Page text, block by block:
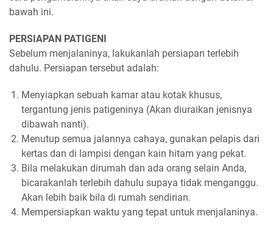
bawah ini.
PERSIAPAN PATIGENI
Sebelum menjalaninya, lakukanlah persiapan terlebih
dahulu. Persiapan tersebut adalah:
Menyiapkan sebuah kamar atau kotak khusus,
tergantung jenis patigeninya (Akan diuraikan jenisnya
dibawah nanti).
Menutup semua jalannya cahaya, gunakan pelapis dari
kertas dan di lampisi dengan kain hitam yang pekat.
Bila melakukan dirumah dan ada orang selain Anda,
bicarakanlah terlebih dahulu supaya tidak menganggu.
Akan lebih baik bila di rumah sendirian.
Mempersiapkan waktu yang tepat untuk menjalaninya.